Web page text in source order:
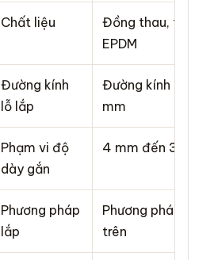
Chất liệu
Đồng thau, thép
EPDM
Đường kính
lỗ lắp
Đường kính 36
mm
Phạm vi độ
dày gắn
4 mm đến 30 mm
Phương pháp
lắp
Phương pháp thi
trên